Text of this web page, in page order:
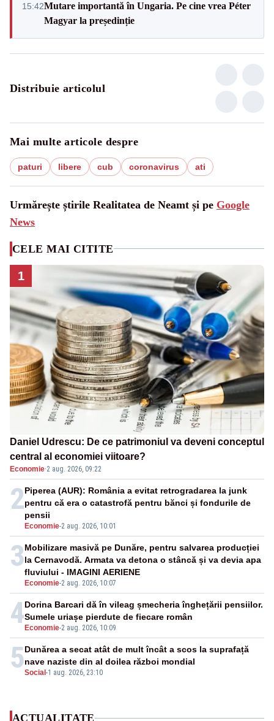
15:42Mutare importantă în Ungaria. Pe cine vrea Péter
Magyar la președinție
Distribuie articolul
Mai multe articole despre
paturi libere cub coronavirus ati
Urmărește știrile Realitatea de Neamt și pe Google
News
CELE MAI CITITE
1
Daniel Udrescu: De ce patrimoniul va deveni conceptul
central al economiei viitoare?
Economie·2 aug. 2026, 09:22
2
Economie-2 aug. 2026, 10:01
Piperea (AUR): România a evitat retrogradarea la junk
pentru că era o catastrofă pentru bănci și fondurile de
pensii
3
Economie-2 aug. 2026, 10:07
Mobilizare masivă pe Dunăre, pentru salvarea producției
la Cernavodă. Armata va detona o stâncă și va devia apa
fluviului - IMAGINI AERIENE
4 Economie-2 aug. 2026, 10:09
Dorina Barcari dă în vileag șmecheria înghețării pensiilor.
Sumele uriașe pierdute de fiecare român
5Social -1 aug. 2026, 23:10
Dunărea a secat atât de mult încât a scos la suprafață
nave naziste din al doilea război mondial
ACTUALITATE